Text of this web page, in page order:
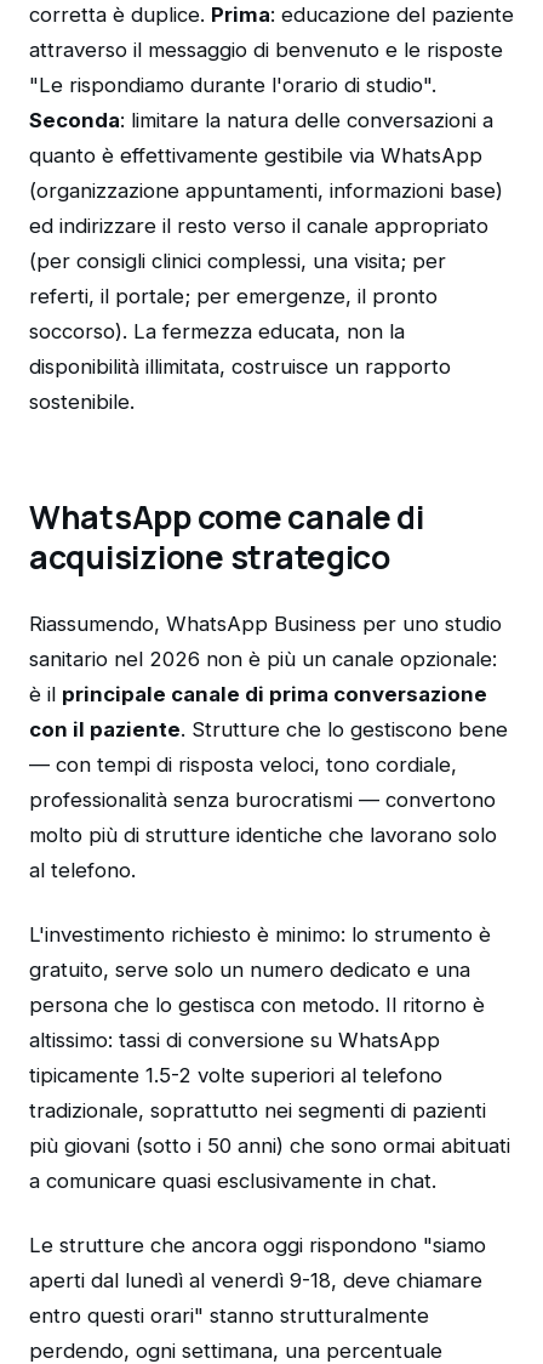
corretta è duplice. Prima: educazione del paziente
attraverso il messaggio di benvenuto e le risposte
"Le rispondiamo durante l'orario di studio".
Seconda: limitare la natura delle conversazioni a
quanto è effettivamente gestibile via WhatsApp
(organizzazione appuntamenti, informazioni base)
ed indirizzare il resto verso il canale appropriato
(per consigli clinici complessi, una visita; per
referti, il portale; per emergenze, il pronto
soccorso). La fermezza educata, non la
disponibilità illimitata, costruisce un rapporto
sostenibile.
WhatsApp come canale di
acquisizione strategico
Riassumendo, WhatsApp Business per uno studio
sanitario nel 2026 non è più un canale opzionale:
è il principale canale di prima conversazione
con il paziente. Strutture che lo gestiscono bene
— con tempi di risposta veloci, tono cordiale,
professionalità senza burocratismi — convertono
molto più di strutture identiche che lavorano solo
al telefono.
L'investimento richiesto è minimo: lo strumento è
gratuito, serve solo un numero dedicato e una
persona che lo gestisca con metodo. Il ritorno è
altissimo: tassi di conversione su WhatsApp
tipicamente 1.5-2 volte superiori al telefono
tradizionale, soprattutto nei segmenti di pazienti
più giovani (sotto i 50 anni) che sono ormai abituati
a comunicare quasi esclusivamente in chat.
Le strutture che ancora oggi rispondono "siamo
aperti dal lunedì al venerdì 9-18, deve chiamare
entro questi orari" stanno strutturalmente
perdendo, ogni settimana, una percentuale